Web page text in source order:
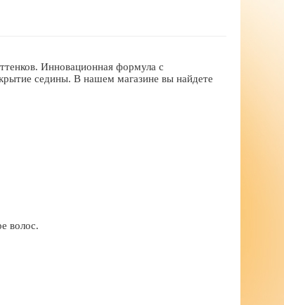
Инновационная формула с
седины. В нашем магазине вы найдете
волос.